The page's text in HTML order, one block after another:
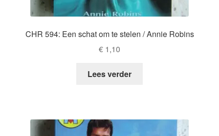
CHR 594: Een schat om te stelen / Annie Robins
€ 1,10
Lees verder